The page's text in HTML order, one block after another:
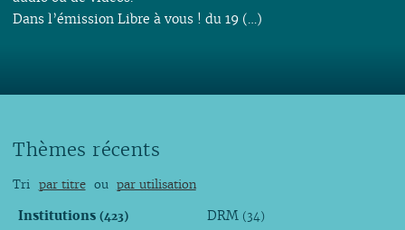
Dans l’émission Libre à vous ! du 19 (…)
Thèmes récents
Tri par titre ou par utilisation
Institutions (423) DRM (34)